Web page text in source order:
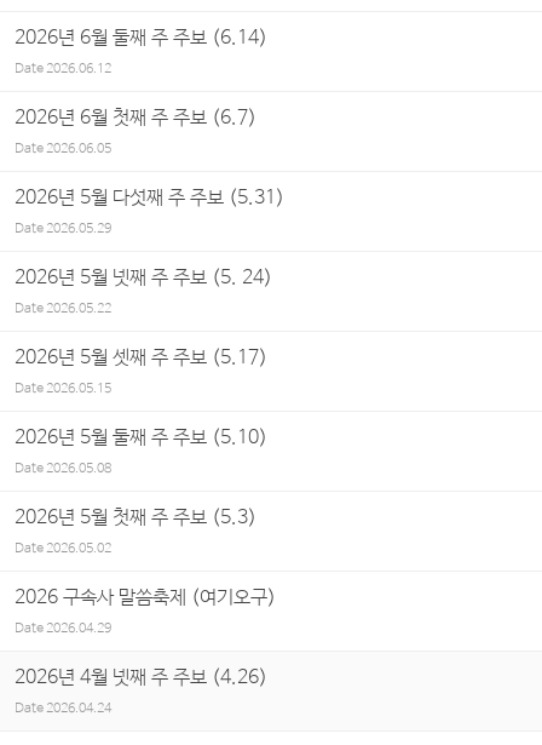
2026년 6월 둘째 주 주보 (6.14)
Date2026.06.12
2026년 6월 첫째 주 주보 (6.7)
Date2026.06.05
2026년 5월 다섯째 주 주보 (5.31)
Date2026.05.29
2026년 5월 넷째 주 주보 (5. 24)
Date2026.05.22
2026년 5월 셋째 주 주보 (5.17)
Date2026.05.15
2026년 5월 둘째 주 주보 (5.10)
Date2026.05.08
2026년 5월 첫째 주 주보 (5.3)
Date2026.05.02
2026 구속사 말씀축제 (여기오구)
Date2026.04.29
2026년 4월 넷째 주 주보 (4.26)
Date 2026.04.24